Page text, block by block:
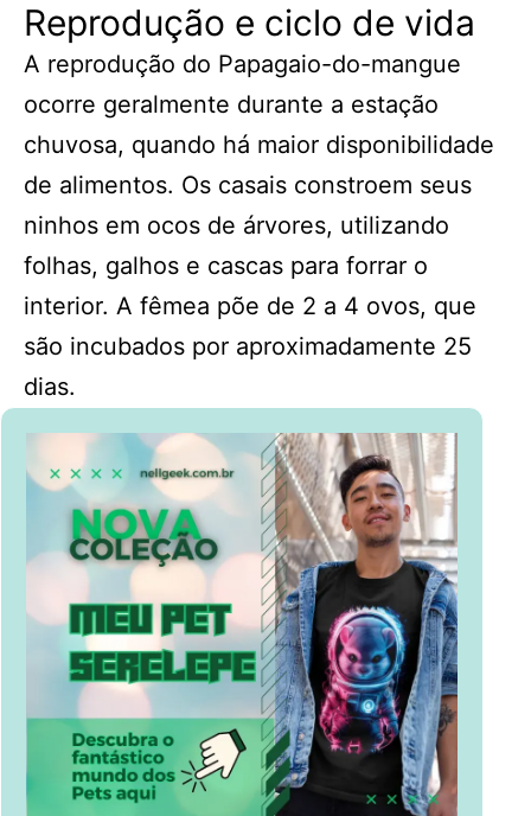
Reprodução e ciclo de vida
A reprodução do Papagaio-do-mangue
ocorre geralmente durante a estação
chuvosa, quando há maior disponibilidade
de alimentos. Os casais constroem seus
ninhos em ocos de árvores, utilizando
folhas, galhos e cascas para forrar o
interior. A fêmea põe de 2 a 4 ovos, que
são incubados por aproximadamente 25
dias.